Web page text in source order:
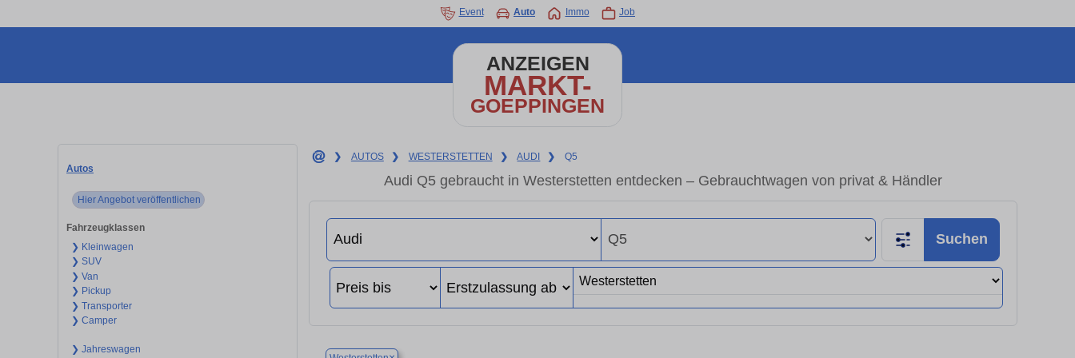
Event Auto Immo Job
ANZEIGEN
MARKT-
GOEPPINGEN
Autos
Hier Angebot veröffentlichen
Fahrzeugklassen
❯ Kleinwagen
❯ SUV
❯ Van
❯ Pickup
❯ Transporter
❯ Camper
❯ Jahreswagen
❯ AUTOS ❯ WESTERSTETTEN ❯ AUDI ❯ Q5
Audi Q5 gebraucht in Westerstetten entdecken – Gebrauchtwagen von privat & Händler
Suchen